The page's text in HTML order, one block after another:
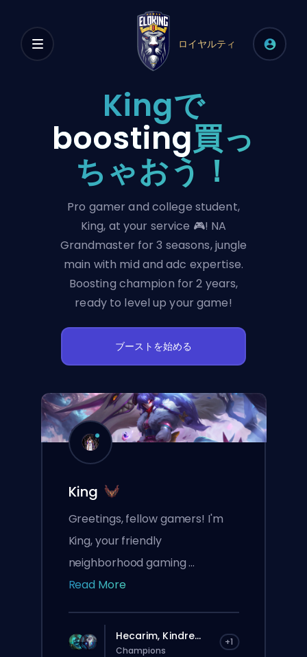
ロイヤルティ
Kingで
boosting買っ
ちゃおう！
Pro gamer and college student,
King, at your service 🎮! NA
Grandmaster for 3 seasons, jungle
main with mid and adc expertise.
Boosting champion for 2 years,
ready to level up your game!
ブーストを始める
King
Greetings, fellow gamers! I'm
King, your friendly
neighborhood gaming ...
Read More
Hecarim, Kindre... +1
Champions